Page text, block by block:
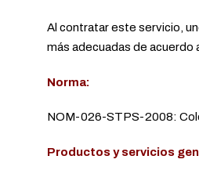
Al contratar este servicio,
más adecuadas de acuerdo
Norma:
NOM-026-STPS-2008:
Productos y servicios